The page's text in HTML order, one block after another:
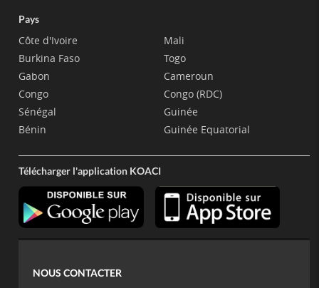
Pays
Côte d'Ivoire
Burkina Faso
Gabon
Congo
Sénégal
Bénin
Mali
Togo
Cameroun
Congo (RDC)
Guinée
Guinée Equatorial
Télécharger l'application KOACI
NOUS CONTACTER